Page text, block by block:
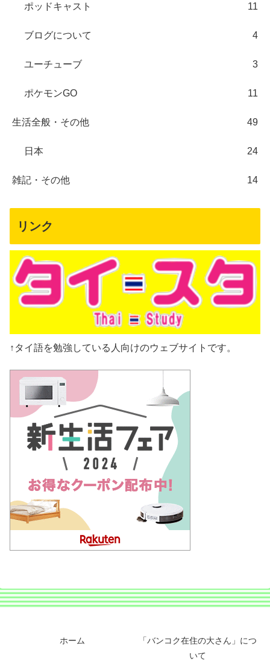
ポッドキャスト 11
ブログについて 4
ユーチューブ 3
ポケモンGO 11
生活全般・その他 49
日本 24
雑記・その他 14
リンク
↑タイ語を勉強している人向けのウェブサイトです。
ホーム
「バンコク在住の大さん」につ
いて